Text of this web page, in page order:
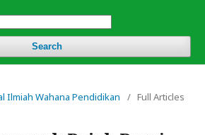
Search
Ilmiah Wahana Pendidikan
/ Full Articles